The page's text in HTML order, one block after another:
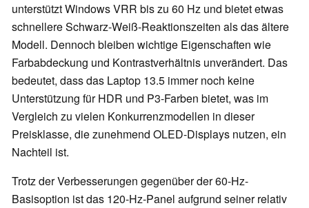
unterstützt Windows VRR bis zu 60 Hz und bietet etwas
schnellere Schwarz-Weiß-Reaktionszeiten als das ältere
Modell. Dennoch bleiben wichtige Eigenschaften wie
Farbabdeckung und Kontrastverhältnis unverändert. Das
bedeutet, dass das Laptop 13.5 immer noch keine
Unterstützung für HDR und P3-Farben bietet, was im
Vergleich zu vielen Konkurrenzmodellen in dieser
Preisklasse, die zunehmend OLED-Displays nutzen, ein
Nachteil ist.
Trotz der Verbesserungen gegenüber der 60-Hz-
Basisoption ist das 120-Hz-Panel aufgrund seiner relativ